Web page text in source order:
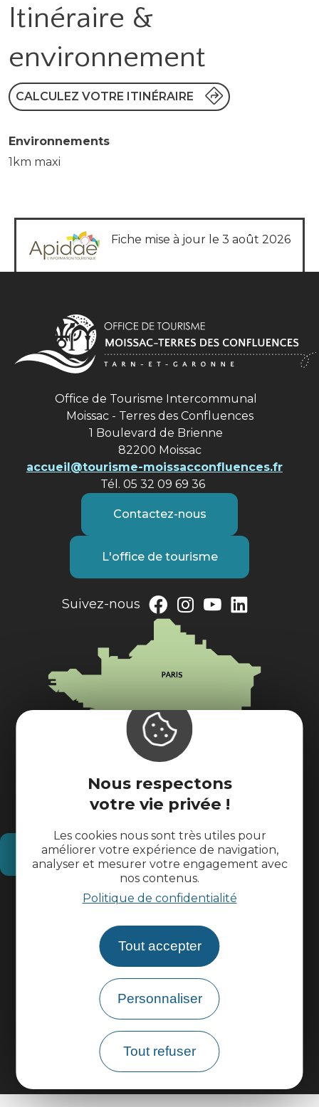
Nous respectons
votre vie privée !
Les cookies nous sont très utiles pour
améliorer votre expérience de navigation,
analyser et mesurer votre engagement avec
nos contenus.
Politique de confidentialité
Tout accepter
Personnaliser
Tout refuser
Itinéraire &
environnement
CALCULEZ VOTRE ITINÉRAIRE
Environnements
1km maxi
Fiche mise à jour le 3 août 2026
Office de Tourisme Intercommunal
Moissac - Terres des Confluences
1 Boulevard de Brienne
82200 Moissac
accueil@tourisme-moissacconfluences.fr
Tél. 05 32 09 69 36
Contactez-nous
L'office de tourisme
Suivez-nous
Comment venir ?
Informations pratiques
Espace pros